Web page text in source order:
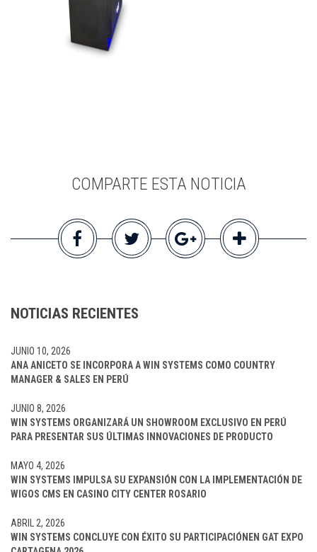
COMPARTE ESTA NOTICIA
NOTICIAS RECIENTES
ANA ANICETO SE INCORPORA A WIN SYSTEMS COMO COUNTRY
MANAGER & SALES EN PERÚ
JUNIO 10, 2026
WIN SYSTEMS ORGANIZARÁ UN SHOWROOM EXCLUSIVO EN PERÚ
PARA PRESENTAR SUS ÚLTIMAS INNOVACIONES DE PRODUCTO
JUNIO 8, 2026
WIN SYSTEMS IMPULSA SU EXPANSIÓN CON LA IMPLEMENTACIÓN DE
WIGOS CMS EN CASINO CITY CENTER ROSARIO
MAYO 4, 2026
WIN SYSTEMS CONCLUYE CON ÉXITO SU PARTICIPACIÓNEN GAT EXPO
ABRIL 2, 2026